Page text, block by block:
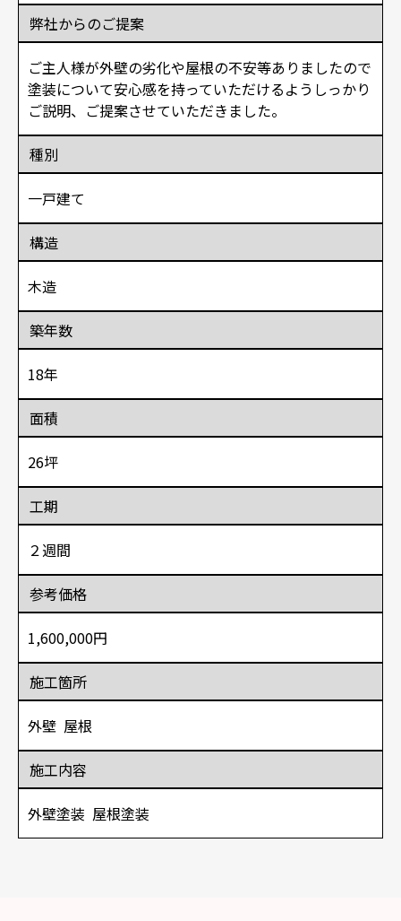
弊社からのご提案
ご主人様が外壁の劣化や屋根の不安等ありましたので
塗装について安心感を持っていただけるようしっかり
ご説明、ご提案させていただきました。
種別
一戸建て
構造
木造
築年数
18年
面積
26坪
工期
２週間
参考価格
1,600,000円
施工箇所
外壁 屋根
施工内容
外壁塗装 屋根塗装